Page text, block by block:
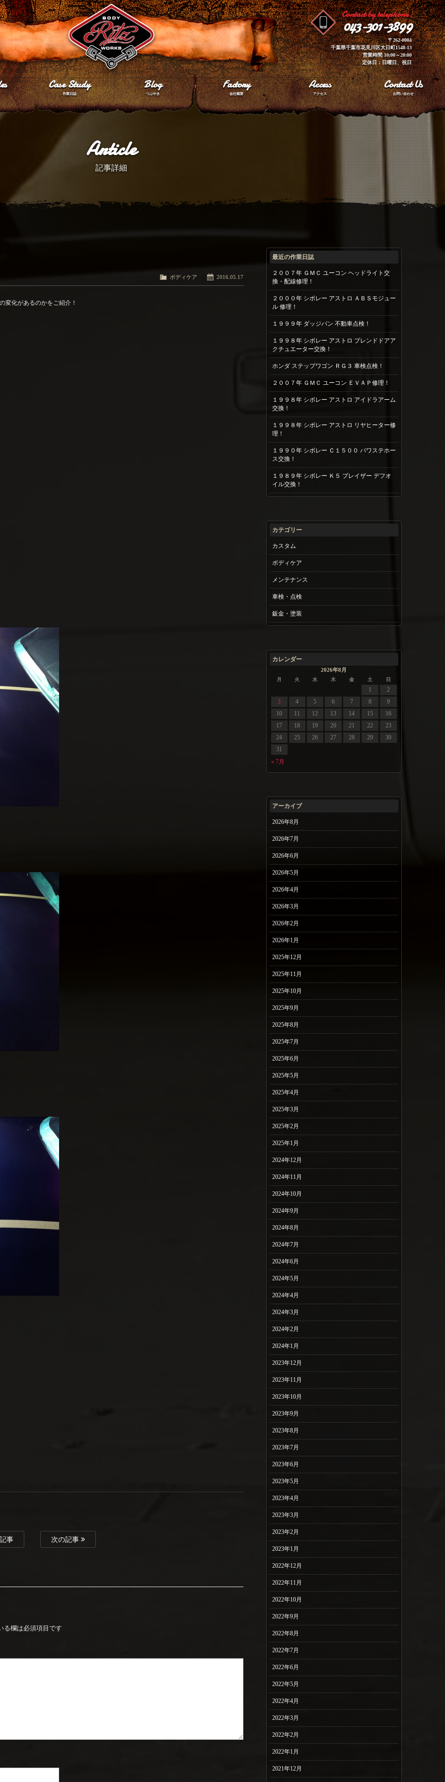
Contact by telephone.
043-301-3899
〒262-0004
千葉県千葉市花見川区大日町1548-13
営業時間 10:00～20:00
定休日：日曜日、祝日
Case Study
作業日誌
Blog
つぶやき
Factory
会社概要
Access
アクセス
Contact Us
お問い合わせ
Article
記事詳細
2016.05.17
ボディケア
変化があるのかをご紹介！
事 次の記事
る欄は必須項目です
最近の作業日誌
２００７年 ＧＭＣ ユーコン ヘッドライト交
換・配線修理！
２０００年 シボレー アストロ ＡＢＳモジュー
ル 修理！
１９９９年 ダッジバン 不動車点検！
１９９８年 シボレー アストロ ブレンドドアア
クチュエーター交換！
ホンダ ステップワゴン ＲＧ３ 車検点検！
２００７年 ＧＭＣ ユーコン ＥＶＡＰ修理！
１９９８年 シボレー アストロ アイドラアーム
交換！
１９９８年 シボレー アストロ リヤヒーター修
理！
１９９０年 シボレー Ｃ１５００ パワステホー
ス交換！
１９８９年 シボレー Ｋ５ ブレイザー デフオ
イル交換！
カテゴリー
カスタム
ボディケア
メンテナンス
車検・点検
鈑金・塗装
カレンダー
2026年8月
月 火 水 木 金 土 日
« 7月
1
2
3
4 5 6 7 8
9
10
11 12 13 14 15
16
17
18 19 20 21 22
23
24
25 26 27 28 29
30
31
アーカイブ
2026年8月
2026年7月
2026年6月
2026年5月
2026年4月
2026年3月
2026年2月
2026年1月
2025年12月
2025年11月
2025年10月
2025年9月
2025年8月
2025年7月
2025年6月
2025年5月
2025年4月
2025年3月
2025年2月
2025年1月
2024年12月
2024年11月
2024年10月
2024年9月
2024年8月
2024年7月
2024年6月
2024年5月
2024年4月
2024年3月
2024年2月
2024年1月
2023年12月
2023年11月
2023年10月
2023年9月
2023年8月
2023年7月
2023年6月
2023年5月
2023年4月
2023年3月
2023年2月
2023年1月
2022年12月
2022年11月
2022年10月
2022年9月
2022年8月
2022年7月
2022年6月
2022年5月
2022年4月
2022年3月
2022年2月
2022年1月
2021年12月